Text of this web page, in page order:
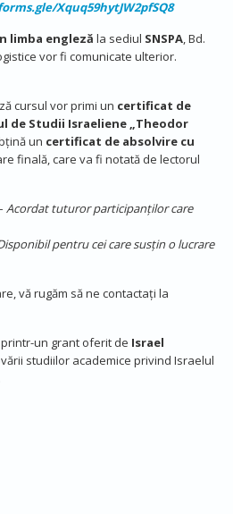
Xquq59hytJW2pfSQ8
limba engleză la sediul SNSPA , Bd.
vor fi comunicate ulterior.
cursul vor primi un certificat de
de Studii Israeliene „Theodor
un certificat de absolvire cu
finală, care va fi notată de lectorul
Acordat tuturor participanților care
pentru cei care susțin o lucrare
vă rugăm să ne contactați la
un grant oferit de Israel
studiilor academice privind Israelul